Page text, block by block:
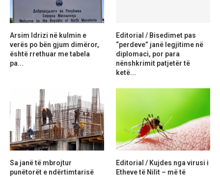
Arsim Idrizi në kulmin e
verës po bën gjum dimëror,
është rrethuar me tabela
pa...
Editorial / Bisedimet pas
“perdeve” janë legjitime në
diplomaci, por para
nënshkrimit patjetër të
ketë...
Sa janë të mbrojtur
punëtorët e ndërtimtarisë
Editorial / Kujdes nga virusi i
Etheve të Nilit – më të